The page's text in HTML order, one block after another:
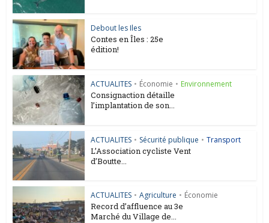
Debout les Iles
Contes en Îles : 25e
édition!
ACTUALITES • Économie • Environnement
Consignaction détaille
l’implantation de son...
ACTUALITES • Sécurité publique • Transport
L’Association cycliste Vent
d’Boutte...
ACTUALITES • Agriculture • Économie
Record d’affluence au 3e
Marché du Village de...